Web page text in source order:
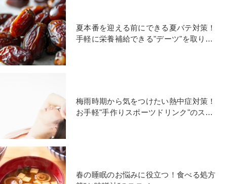
夏本番を迎える前にできる夏バテ対策！
手軽に栄養補給できる"デーツ"を取り入
梅雨時期から気をつけたい熱中症対策！
お手軽"手作りスポーツドリンク"のスス
春の睡眠のお悩みに役立つ！食べる処方